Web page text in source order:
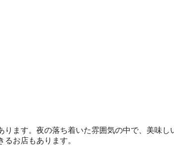
ます。夜の落ち着いた雰囲気の中で、美味し
お店もあります。